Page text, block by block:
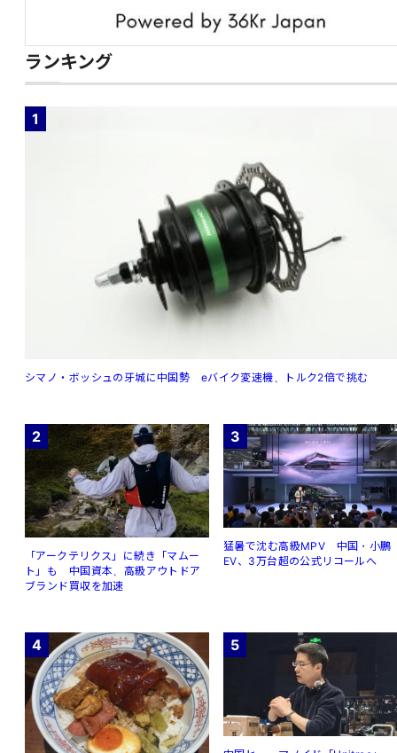
ランキング
1
シマノ・ボッシュの牙城に中国勢 eバイク変速機、トルク2倍で挑む
2
「アークテリクス」に続き「マムー
ト」も 中国資本、高級アウトドア
ブランド買収を加速
3
猛暑で沈む高級MPV 中国・小鵬
EV、3万台超の公式リコールへ
4 5